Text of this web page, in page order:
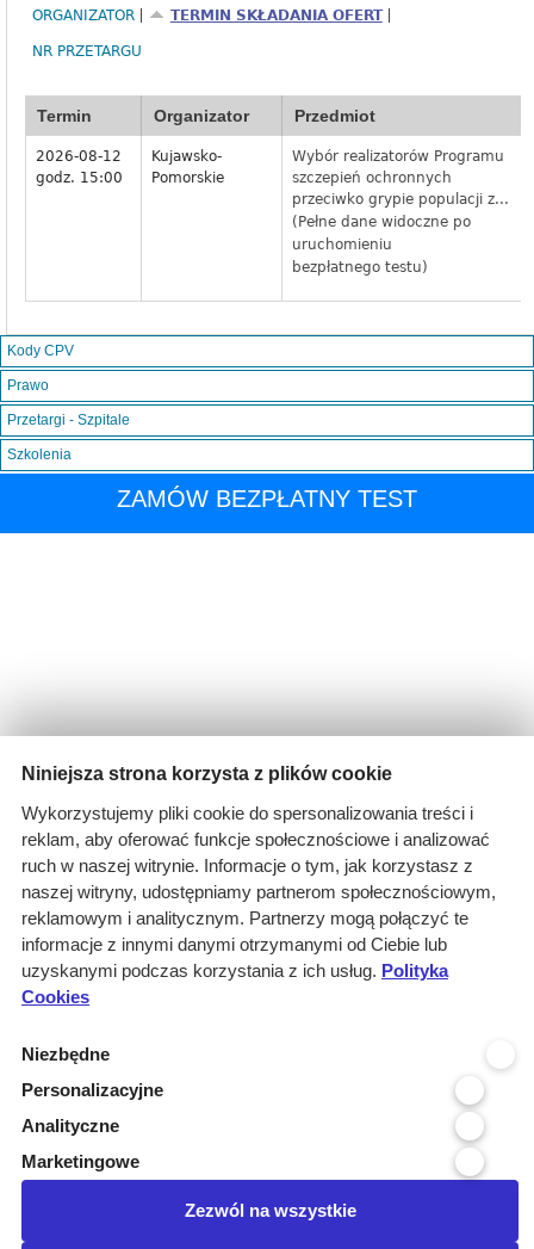
ORGANIZATOR TERMIN SKŁADANIA OFERT
NR PRZETARGU
Termin Organizator Przedmiot
2026-08-12
godz. 15:00
Kujawsko-
Pomorskie
Wybór realizatorów Programu
szczepień ochronnych
przeciwko grypie populacji z...
(Pełne dane widoczne po
uruchomieniu
bezpłatnego testu)
Kody CPV
Prawo
Przetargi - Szpitale
Szkolenia
ZAMÓW BEZPŁATNY TEST
Wyniki wyszukiwania
1 informacja dla
Branże: Medyczna
Branże: Laboratoria
Miejscowość organizatora: Tuch...
Branże: Ślusarka i stolarka ot...
Branże: Projektowanie
Kraj realizacji: POLSKA
Województwo realizacji
Miejscowość organizatora
Posiadamy certyfikat:
Niniejsza strona korzysta z plików cookie
Wykorzystujemy pliki cookie do spersonalizowania treści i
reklam, aby oferować funkcje społecznościowe i analizować
ruch w naszej witrynie. Informacje o tym, jak korzystasz z
naszej witryny, udostępniamy partnerom społecznościowym,
reklamowym i analitycznym. Partnerzy mogą połączyć te
informacje z innymi danymi otrzymanymi od Ciebie lub
uzyskanymi podczas korzystania z ich usług. Polityka
Cookies
Niezbędne
Personalizacyjne
Analityczne
Marketingowe
Zezwól na wszystkie